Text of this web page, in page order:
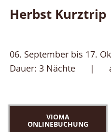
Herbst Kurztrip
06. September bis
Dauer: 3 Nächte | ab
VIOMA
ONLINEBUCHUNG